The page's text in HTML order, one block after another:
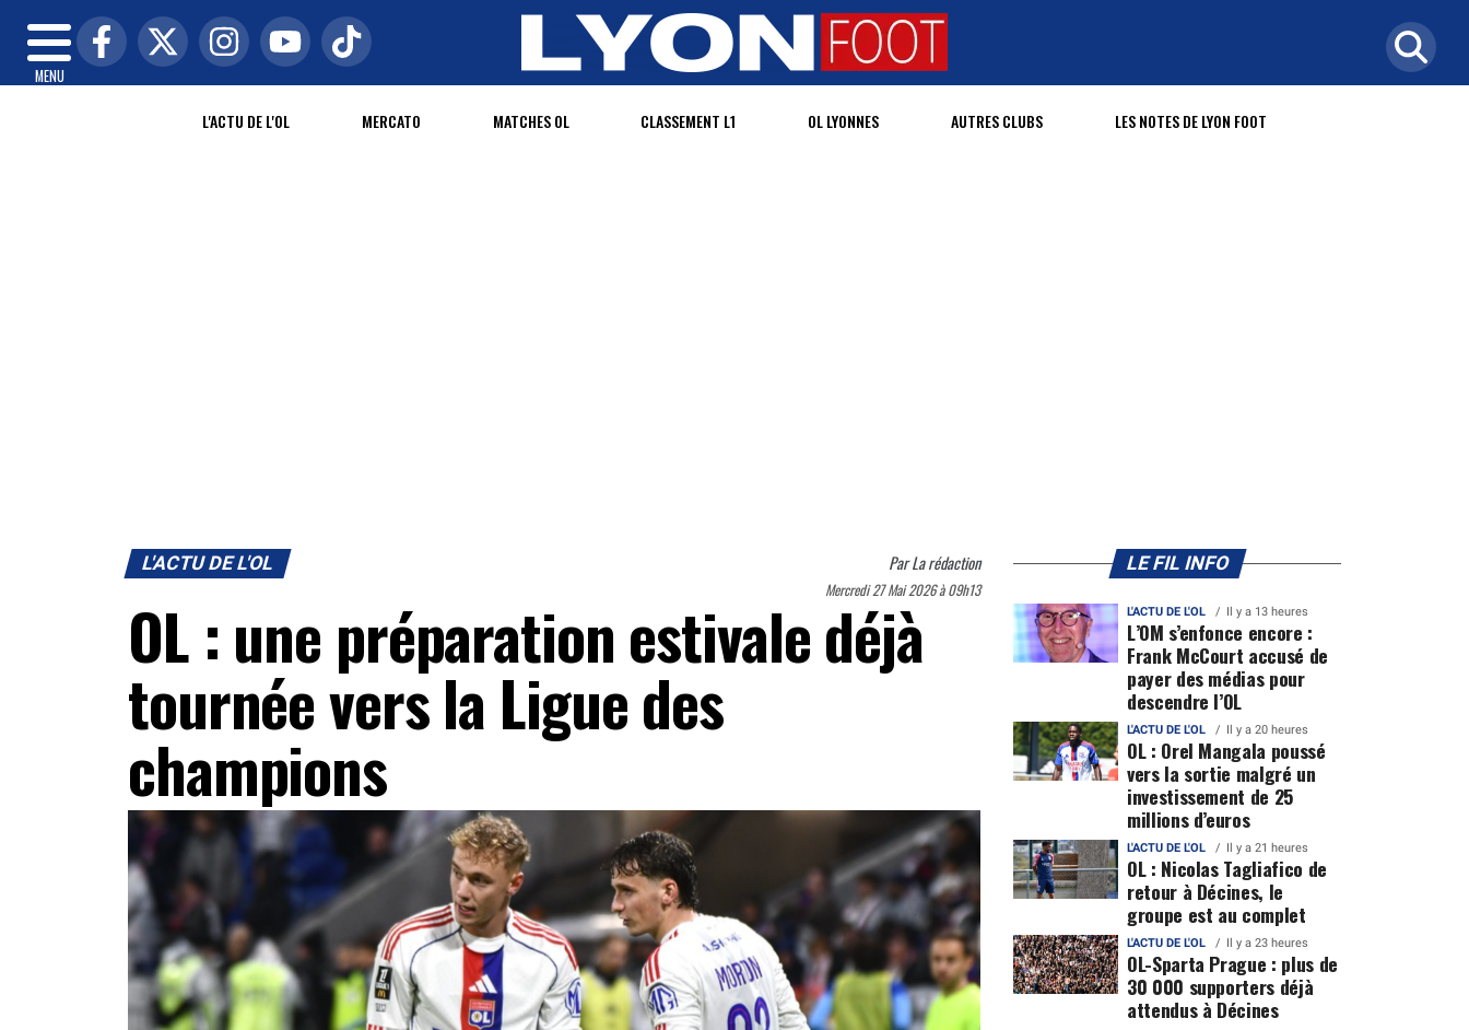
MENU
L'ACTU DE L'OL MERCATO MATCHES OL CLASSEMENT L1 OL LYONNES AUTRES CLUBS LES NOTES DE LYON FOOT
L'ACTU DE L'OL ParLa rédaction
Mercredi 27 Mai 2026 à 09h13
OL : une préparation estivale déjà
tournée vers la Ligue des
champions
LE FIL INFO
L'ACTU DE L'OL Il y a 13 heures
L’OM s’enfonce encore :
Frank McCourt accusé de
payer des médias pour
descendre l’OL
L'ACTU DE L'OL Il y a 20 heures
OL : Orel Mangala poussé
vers la sortie malgré un
investissement de 25
millions d’euros
L'ACTU DE L'OL Il y a 21 heures
OL : Nicolas Tagliafico de
retour à Décines, le
groupe est au complet
L'ACTU DE L'OL Il y a 23 heures
OL-Sparta Prague : plus de
30 000 supporters déjà
attendus à Décines